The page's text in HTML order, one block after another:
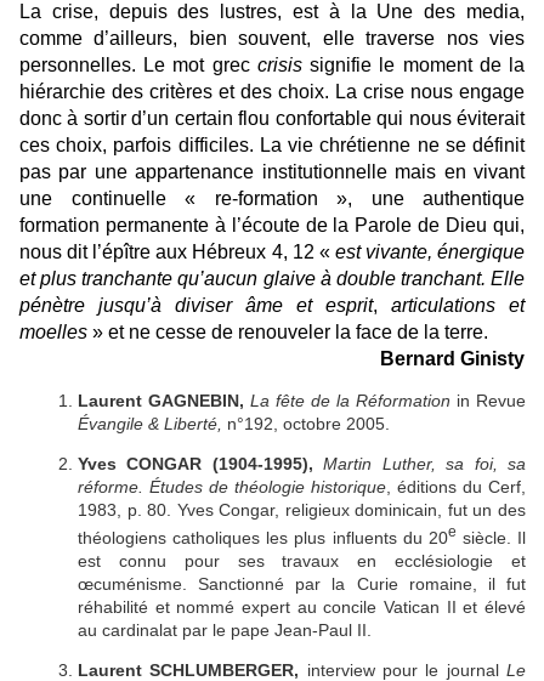
La crise, depuis des lustres, est à la Une des media,
comme d’ailleurs, bien souvent, elle traverse nos vies
personnelles. Le mot grec crisissignifie le moment de la
hiérarchie des critères et des choix. La crise nous engage
donc à sortir d’un certain flou confortable qui nous éviterait
ces choix, parfois difficiles. La vie chrétienne ne se définit
pas par une appartenance institutionnelle mais en vivant
une continuelle « re-formation », une authentique
formation permanente à l’écoute de la Parole de Dieu qui,
nous dit l’épître aux Hébreux 4, 12 « est vivante, énergique
et plus tranchante qu’aucun glaive à double tranchant. Elle
pénètre jusqu’à diviser âme et esprit, articulations et
moelles » et ne cesse de renouveler la face de la terre.
Bernard Ginisty
Laurent GAGNEBIN, La fête de la Réformation in Revue
Évangile & Liberté, n°192, octobre 2005.
Yves CONGAR (1904-1995),Martin Luther, sa foi, sa
réforme. Études de théologie historique , éditions du Cerf,
1983, p. 80. Yves Congar, religieux dominicain, fut un des
théologiens catholiques les plus influents du 20e siècle. Il
est connu pour ses travaux en ecclésiologie et
œcuménisme. Sanctionné par la Curie romaine, il fut
réhabilité et nommé expert au concile Vatican II et élevé
au cardinalat par le pape Jean-Paul II.
Laurent SCHLUMBERGER, interview pour le journalLe